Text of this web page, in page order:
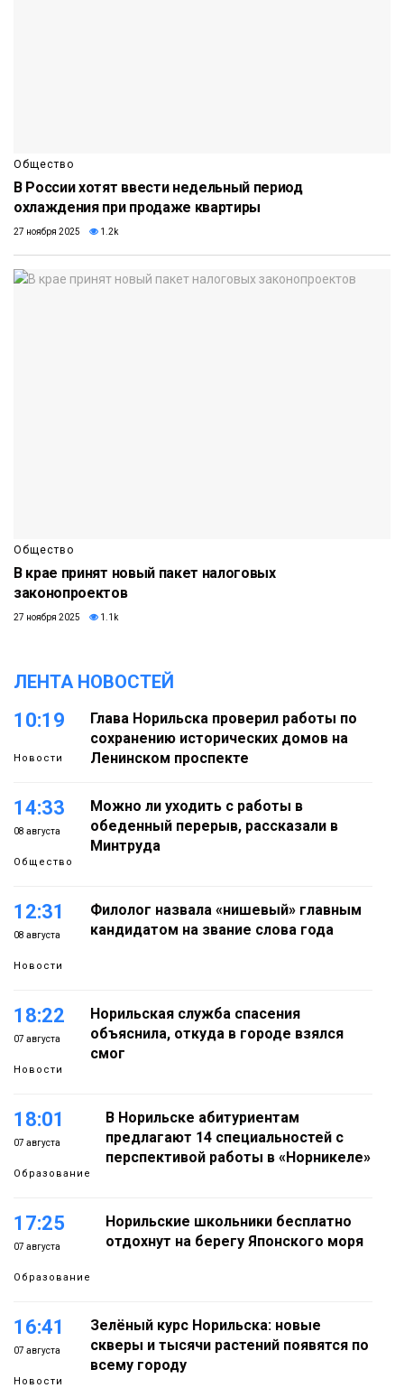
Общество
В России хотят ввести недельный период
охлаждения при продаже квартиры
27 ноября 2025 1.2k
Общество
В крае принят новый пакет налоговых
законопроектов
27 ноября 2025 1.1k
ЛЕНТА НОВОСТЕЙ
10:19
Новости
Глава Норильска проверил работы по
сохранению исторических домов на
Ленинском проспекте
14:33
08 августа
Общество
Можно ли уходить с работы в
обеденный перерыв, рассказали в
Минтруда
12:31
08 августа
Новости
Филолог назвала «нишевый» главным
кандидатом на звание слова года
18:22
07 августа
Новости
Норильская служба спасения
объяснила, откуда в городе взялся
смог
18:01
07 августа
Образование
В Норильске абитуриентам
предлагают 14 специальностей с
перспективой работы в «Норникеле»
17:25
07 августа
Образование
Норильские школьники бесплатно
отдохнут на берегу Японского моря
16:41
07 августа
Новости
Зелёный курс Норильска: новые
скверы и тысячи растений появятся по
всему городу